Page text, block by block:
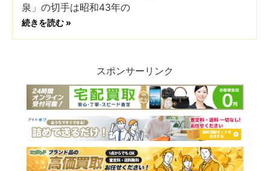
泉」の切手は昭和43年の
続きを読む »
スポンサーリンク